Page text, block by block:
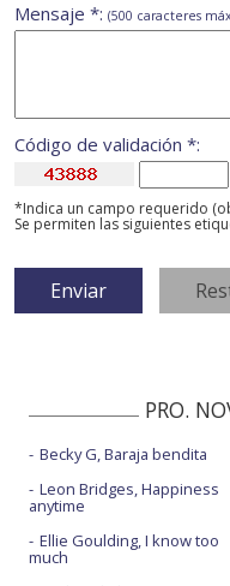
Mensaje *: (500 caracteres
Código de validación *:
*Indica un campo requerido
Se permiten las siguientes
PRO.
Becky G, Baraja bendita
Leon Bridges, Happiness
anytime
Ellie Goulding, I know too
much